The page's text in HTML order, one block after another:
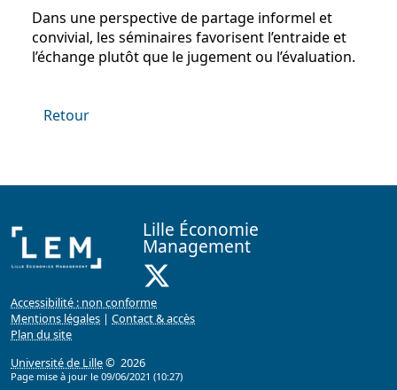
Dans une perspective de partage informel et
convivial, les séminaires favorisent l’entraide et
l’échange plutôt que le jugement ou l’évaluation.
Retour
Lille Économie
Management
Accessibilité : non conforme
Mentions légales | Contact & accès
Plan du site
Université de Lille© 2026
Page mise à jour le 09/06/2021 (10:27)